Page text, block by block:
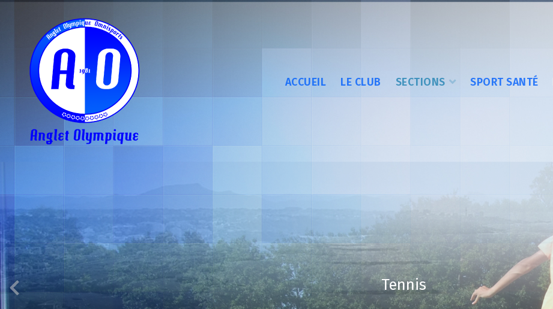
ACCUEIL LE CLUB SECTIONS SPORT SANTÉ
Tennis